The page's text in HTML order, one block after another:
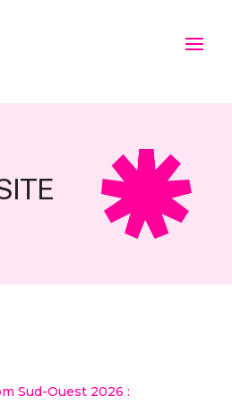
Sud-Ouest 2026 :